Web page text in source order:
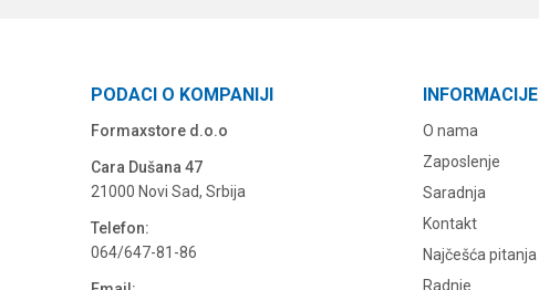
PODACI O KOMPANIJI
Formaxstore d.o.o
Cara Dušana 47
21000 Novi Sad, Srbija
Telefon:
064/647-81-86
INFORMACIJE
O nama
Zaposlenje
Saradnja
Kontakt
Najčešća pitanja
Radnje